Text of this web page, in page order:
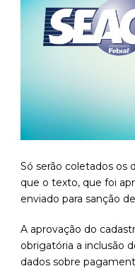
Só serão coletados
que o texto, que foi
enviado para sanção
A aprovação do
obrigatória a inclusão
dados sobre